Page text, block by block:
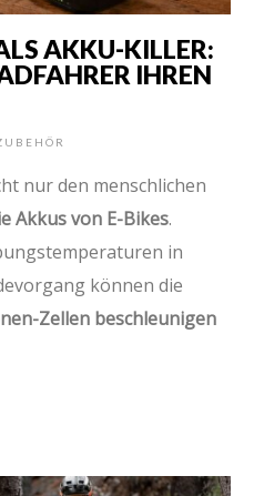
AKKU-KILLER:
IHREN
nur den menschlichen
Akkus von E-Bikes.
in
können die
Zellen beschleunigen